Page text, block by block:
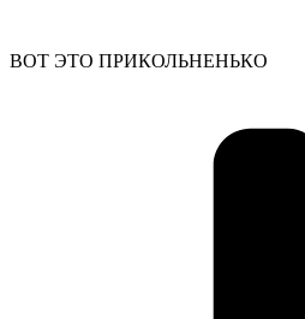
ВОТ ЭТО ПРИКОЛЬНЕНЬКО